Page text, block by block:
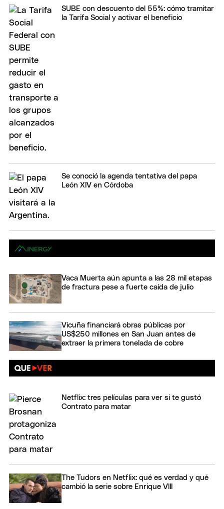
SUBE con descuento del 55%: cómo tramitar
la Tarifa Social y activar el beneficio
Se conoció la agenda tentativa del papa
León XIV en Córdoba
Vaca Muerta aún apunta a las 28 mil etapas
de fractura pese a fuerte caída de julio
Vicuña financiará obras públicas por
US$250 millones en San Juan antes de
extraer la primera tonelada de cobre
Netflix: tres películas para ver si te gustó
Contrato para matar
The Tudors en Netflix: qué es verdad y qué
cambió la serie sobre Enrique VIII